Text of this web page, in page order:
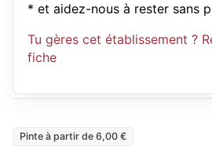
* et aidez-nous à rester sans
Tu gères cet établissement ?
fiche
Pinte à partir de 6,00 €